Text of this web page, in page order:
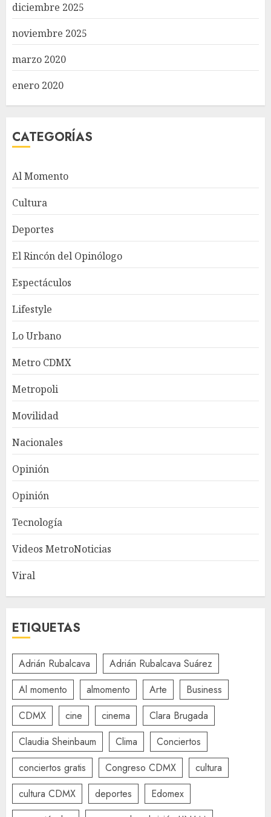
diciembre 2025
noviembre 2025
marzo 2020
enero 2020
CATEGORÍAS
Al Momento
Cultura
Deportes
El Rincón del Opinólogo
Espectáculos
Lifestyle
Lo Urbano
Metro CDMX
Metropoli
Movilidad
Nacionales
Opinión
Opinión
Tecnología
Videos MetroNoticias
Viral
ETIQUETAS
Adrián Rubalcava
Adrián Rubalcava Suárez
Al momento
almomento Arte
Business
CDMX
cine cinema
Clara Brugada
Claudia Sheinbaum
Clima
Conciertos
conciertos gratis
Congreso CDMX
cultura
cultura CDMX
deportes
Edomex